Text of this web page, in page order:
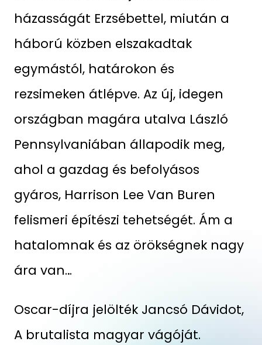
házasságát Erzsébettel, miután a
háború közben elszakadtak
egymástól, határokon és
rezsimeken átlépve. Az új, idegen
országban magára utalva László
Pennsylvaniában állapodik meg,
ahol a gazdag és befolyásos
gyáros, Harrison Lee Van Buren
felismeri építészi tehetségét. Ám a
hatalomnak és az örökségnek nagy
ára van…
Oscar-díjra jelölték Jancsó Dávidot,
A brutalista magyar vágóját.